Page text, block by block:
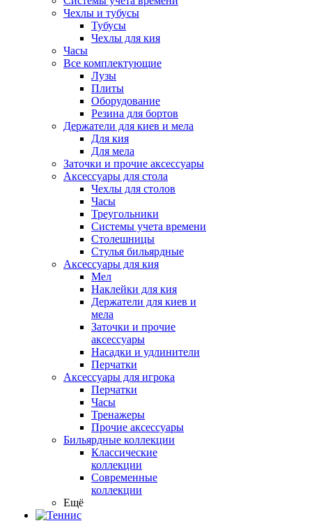
Чехлы и тубусы
Тубусы
Чехлы для кия
Часы
Все комплектующие
Лузы
Плиты
Оборудование
Резина для бортов
Держатели для киев и мела
Для кия
Для мела
Заточки и прочие аксессуары
Аксессуары для стола
Чехлы для столов
Часы
Треугольники
Системы учета времени
Столешницы
Стулья бильярдные
Аксессуары для кия
Мел
Наклейки для кия
Держатели для киев и
мела
Заточки и прочие
аксессуары
Насадки и удлинители
Перчатки
Аксессуары для игрока
Перчатки
Часы
Тренажеры
Прочие аксессуары
Бильярдные коллекции
Классические
коллекции
Современные
коллекции
Ещё